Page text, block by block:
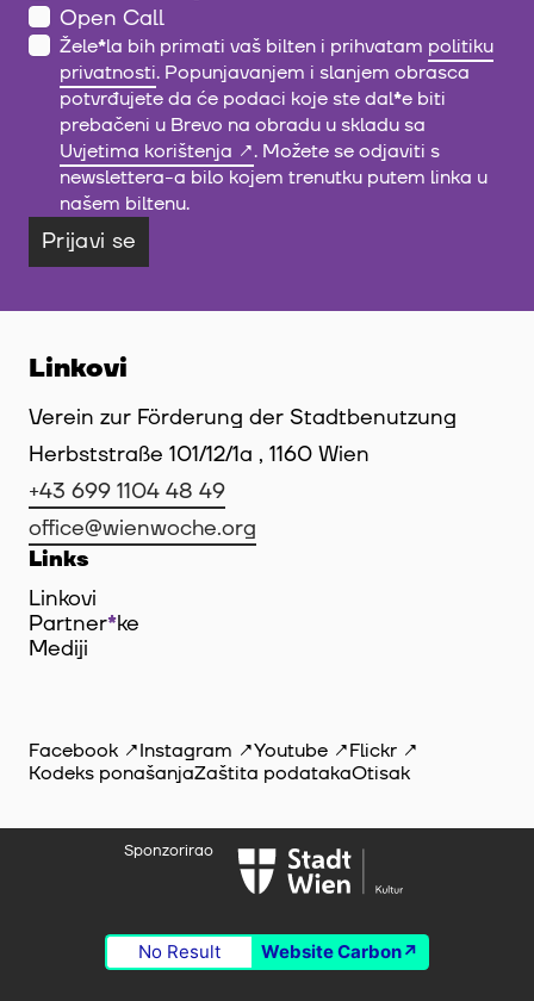
Open Call
Žele*la bih primati vaš bilten i prihvatam politiku
privatnosti. Popunjavanjem i slanjem obrasca
potvrđujete da će podaci koje ste dal*e biti
prebačeni u Brevo na obradu u skladu sa
Uvjetima korištenja
. Možete se odjaviti s
newslettera-a bilo kojem trenutku putem linka u
našem biltenu.
Prijavi se
Linkovi
Verein zur Förderung der Stadtbenutzung
Herbststraße 101/12/1a , 1160 Wien
+43 699 1104 48 49
office@wienwoche.org
Links
Linkovi
Partner*ke
Mediji
Facebook Instagram Youtube
Flickr
Kodeks ponašanjaZaštita podatakaOtisak
Sponzorirao
No Result Website Carbon